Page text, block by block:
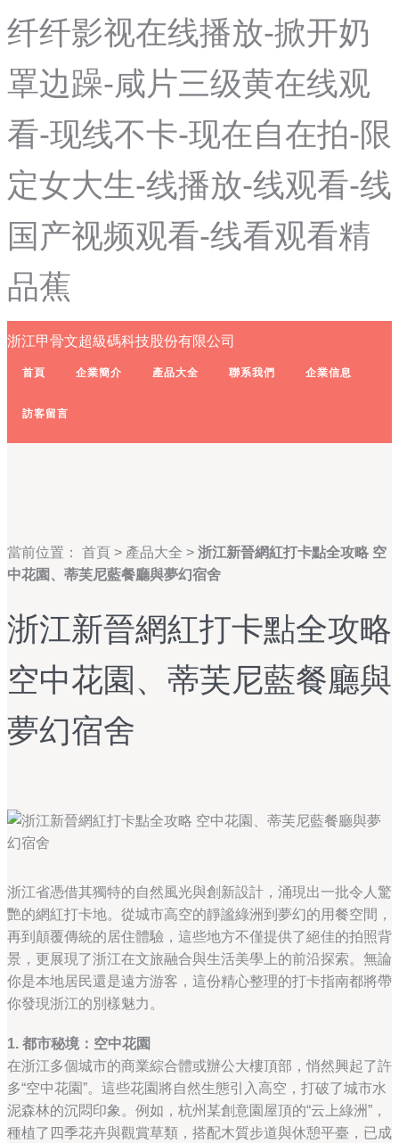
纤纤影视在线播放-掀开奶
罩边躁-咸片三级黄在线观
看-现线不卡-现在自在拍-限
定女大生-线播放-线观看-线
国产视频观看-线看观看精
品蕉
浙江甲骨文超級碼科技股份有限公司
首頁 企業簡介 產品大全 聯系我們 企業信息
訪客留言
當前位置： 首頁 > 產品大全 > 浙江新晉網紅打卡點全攻略 空
中花園、蒂芙尼藍餐廳與夢幻宿舍
浙江新晉網紅打卡點全攻略
空中花園、蒂芙尼藍餐廳與
夢幻宿舍
浙江省憑借其獨特的自然風光與創新設計，涌現出一批令人驚
艷的網紅打卡地。從城市高空的靜謐綠洲到夢幻的用餐空間，
再到顛覆傳統的居住體驗，這些地方不僅提供了絕佳的拍照背
景，更展現了浙江在文旅融合與生活美學上的前沿探索。無論
你是本地居民還是遠方游客，這份精心整理的打卡指南都將帶
你發現浙江的別樣魅力。
1. 都市秘境：空中花園
在浙江多個城市的商業綜合體或辦公大樓頂部，悄然興起了許
多“空中花園”。這些花園將自然生態引入高空，打破了城市水
泥森林的沉悶印象。例如，杭州某創意園屋頂的“云上綠洲”，
種植了四季花卉與觀賞草類，搭配木質步道與休憩平臺，已成